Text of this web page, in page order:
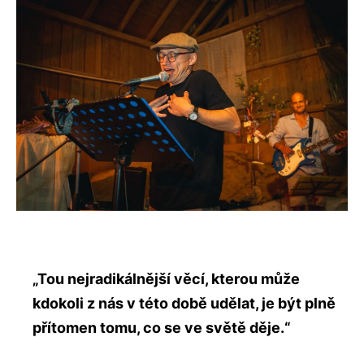
„Tou nejradikálnější věcí, kterou může
kdokoli z nás v této době udělat, je být plně
přítomen tomu, co se ve světě děje.“